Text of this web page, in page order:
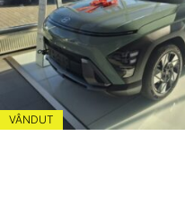
VÂNDUT